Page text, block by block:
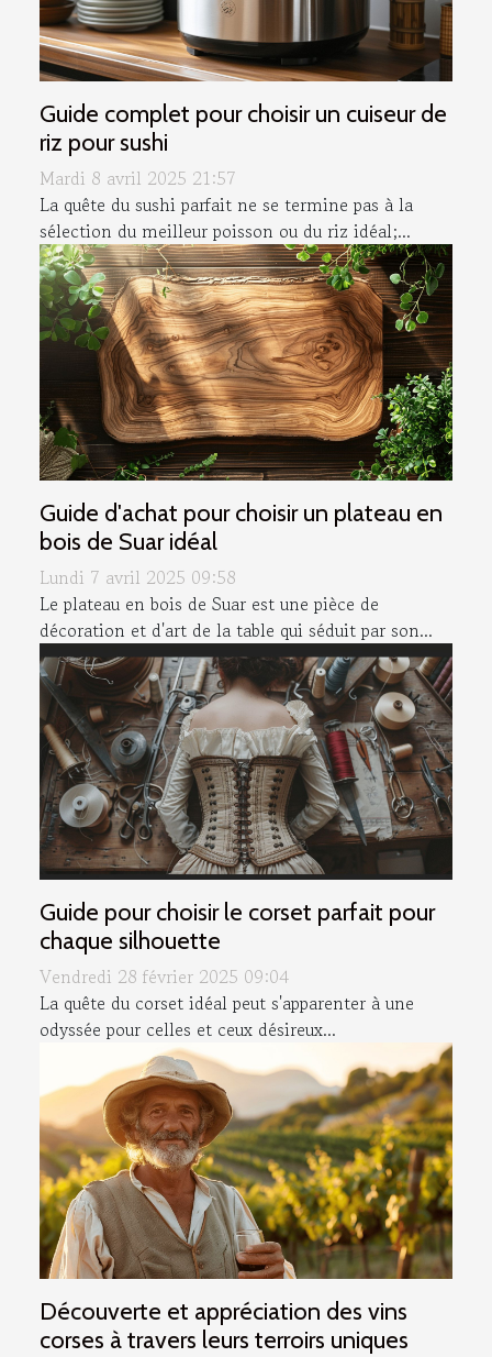
Guide complet pour choisir un cuiseur de
riz pour sushi
Mardi 8 avril 2025 21:57
La quête du sushi parfait ne se termine pas à la
sélection du meilleur poisson ou du riz idéal;...
Guide d'achat pour choisir un plateau en
bois de Suar idéal
Lundi 7 avril 2025 09:58
Le plateau en bois de Suar est une pièce de
décoration et d'art de la table qui séduit par son...
Guide pour choisir le corset parfait pour
chaque silhouette
Vendredi 28 février 2025 09:04
La quête du corset idéal peut s'apparenter à une
odyssée pour celles et ceux désireux...
Découverte et appréciation des vins
corses à travers leurs terroirs uniques